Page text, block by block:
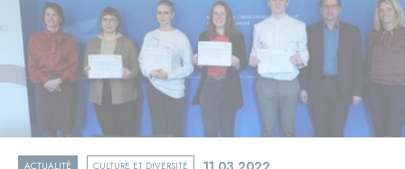
ACTUALITÉ CULTURE ET DIVERSITÉ